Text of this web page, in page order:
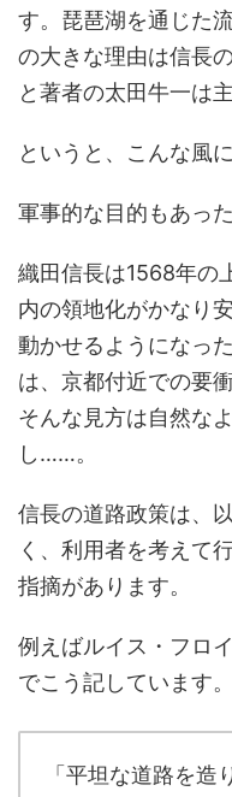
す。琵琶湖を通じた
の大きな理由は信長
と著者の太田牛一は
というと、こんな風
軍事的な目的もあっ
織田信長は1568年の
内の領地化がかなり
動かせるようになっ
は、京都付近での要
そんな見方は自然な
し……。
信長の道路政策は、
く、利用者を考えて
指摘があります。
例えばルイス・フロ
でこう記しています。
「平坦な道路を造